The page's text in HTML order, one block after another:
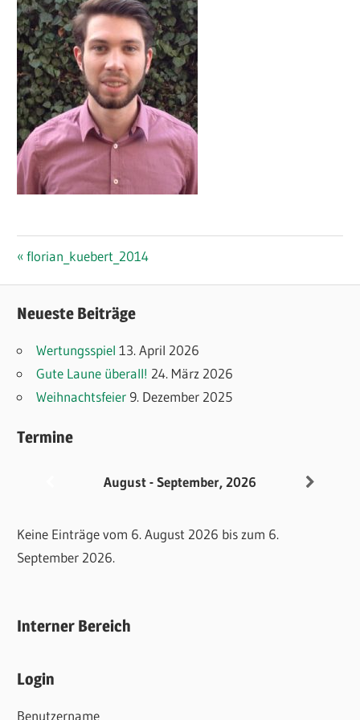
Beitragsnavigation
Vorheriger
florian_kuebert_2014
Neueste Beiträge
Wertungsspiel 13. April 2026
Gute Laune überall! 24. März 2026
Weihnachtsfeier 9. Dezember 2025
Termine
August - September, 2026
Keine Einträge vom 6. August 2026 bis zum 6.
September 2026.
Interner Bereich
Login
Benutzername